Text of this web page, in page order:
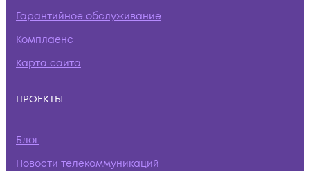
Гарантийное обслуживание
Комплаенс
Карта сайта
ПРОЕКТЫ
Блог
Новости телекоммуникаций